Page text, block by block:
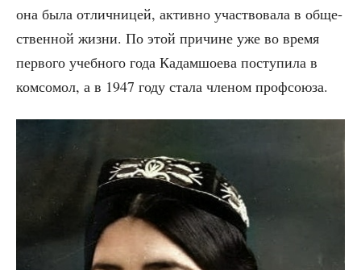
она была отлич­ни­цей, актив­но участ­во­ва­ла в обще­
ствен­ной жиз­ни. По этой при­чине уже во вре­мя
пер­во­го учеб­но­го года Кадам­шо­е­ва посту­пи­ла в
ком­со­мол, а в 1947 году ста­ла чле­ном профсоюза.